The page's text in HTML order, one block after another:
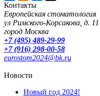
Контакты
Европейская стоматология
ул Римского-Корсакова, д.
город Москва
+7 (495) 489-29-99
+7 (916) 298-00-58
eurostom2024@bk.ru
Новости
Новый год 2024!